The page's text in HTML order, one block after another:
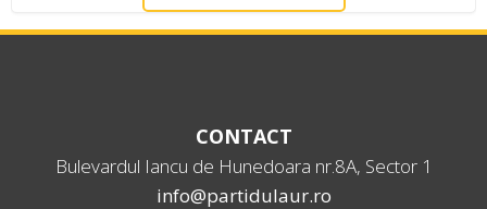
CONTACT
Bulevardul Iancu de Hunedoara nr.8A, Sector 1
info@partidulaur.ro